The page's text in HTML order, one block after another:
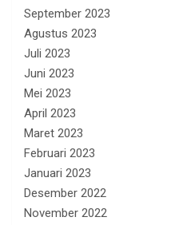
September 2023
Agustus 2023
Juli 2023
Juni 2023
Mei 2023
April 2023
Maret 2023
Februari 2023
Januari 2023
Desember 2022
November 2022